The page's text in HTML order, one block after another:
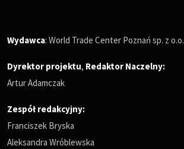
Wydawca: World Trade Center Poznań sp. z o.o.
Dyrektor projektu, Redaktor Naczelny:
Artur Adamczak
Zespół redakcyjny:
Franciszek Bryska
Aleksandra Wróblewska